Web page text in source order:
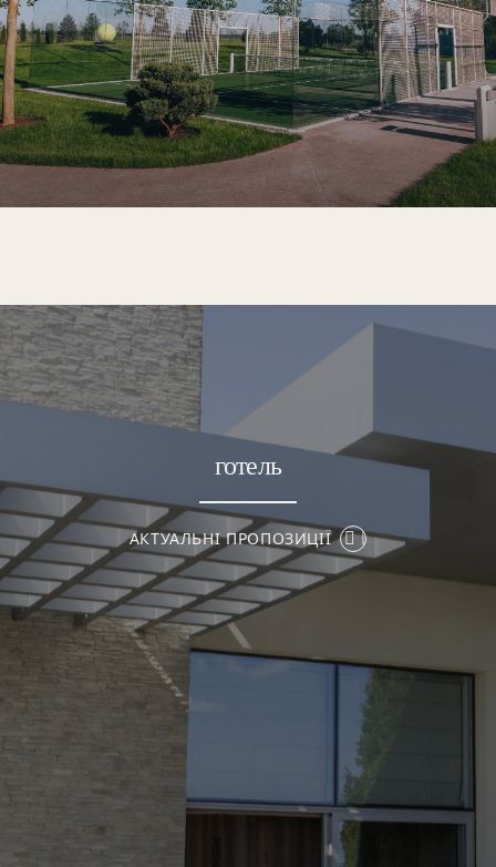
готель
АКТУАЛЬНІ ПРОПОЗИЦІЇ